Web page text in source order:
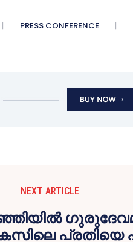
PRESS CONFERENCE
NEXT ARTICLE